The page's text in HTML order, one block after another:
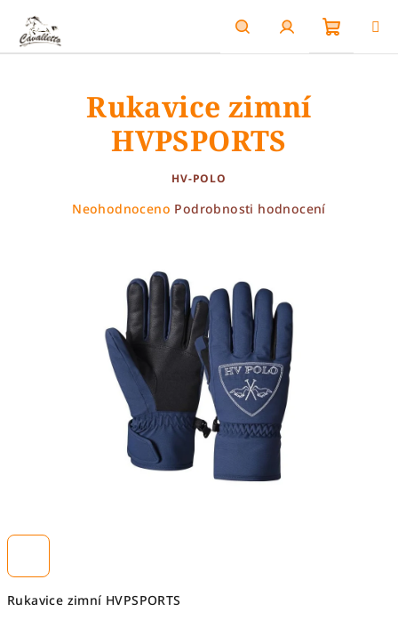
obsah
HledatPřihlášení
Rukavice zimní HVPSPORTS
Rukavice zimní
HVPSPORTS
HV-POLO
Průměrné
hvězdiček.
Neohodnoceno Podrobnosti hodnocení